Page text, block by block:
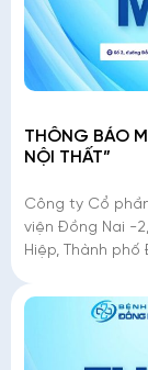
THÔNG BÁO
NỘI THẤT”
Công ty Cổ
viện Đồng Nai -
Hiệp, Thành